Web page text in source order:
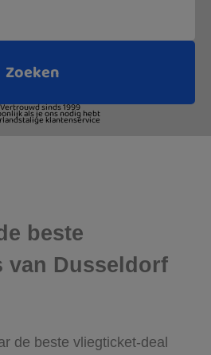
beste
van Dusseldorf
de beste vliegticket-deal